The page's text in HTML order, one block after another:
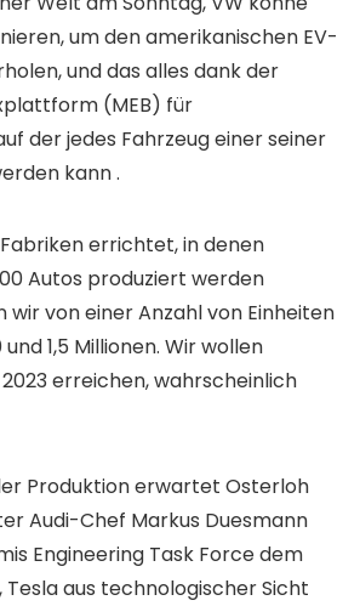
um den amerikanischen EV-
und das alles dank der
(MEB) für
der jedes Fahrzeug einer seiner
kann .
errichtet, in denen
Autos produziert werden
wir von einer Anzahl von Einheiten
1,5 Millionen. Wir wollen
erreichen, wahrscheinlich
Produktion erwartet Osterloh
Audi-Chef Markus Duesmann
Engineering Task Force dem
aus technologischer Sicht